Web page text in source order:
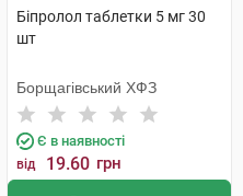
Біпролол таблетки 5 мг 30
шт
Борщагівський ХФЗ
Є в наявності
від 19.60 грн